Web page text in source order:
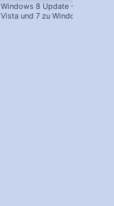
Windows 8 Update - Von Win XP,
Vista und 7 zu Windows 8!